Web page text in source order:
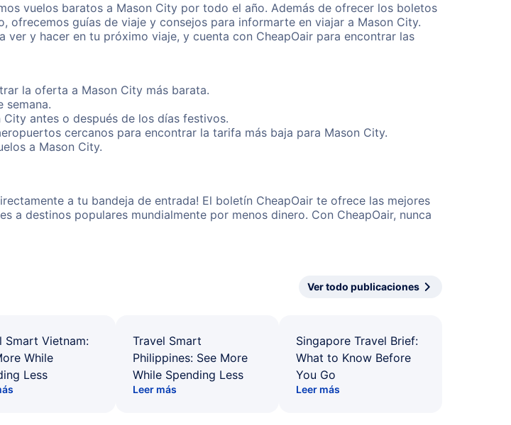
vuelos baratos a Mason City por todo el año. Además de ofrecer los boletos
guías de viaje y consejos para informarte en viajar a Mason City.
y hacer en tu próximo viaje, y cuenta con CheapOair para encontrar las
la oferta a Mason City más barata.
semana.
antes o después de los días festivos.
cercanos para encontrar la tarifa más baja para Mason City.
a Mason City.
a tu bandeja de entrada! El boletín CheapOair te ofrece las mejores
destinos populares mundialmente por menos dinero. Con CheapOair, nunca
Ver todo publicaciones
Smart Vietnam:
While
Less
Travel Smart
Philippines: See More
While Spending Less
Leer más
Singapore Travel Brief:
What to Know Before
You Go
Leer más